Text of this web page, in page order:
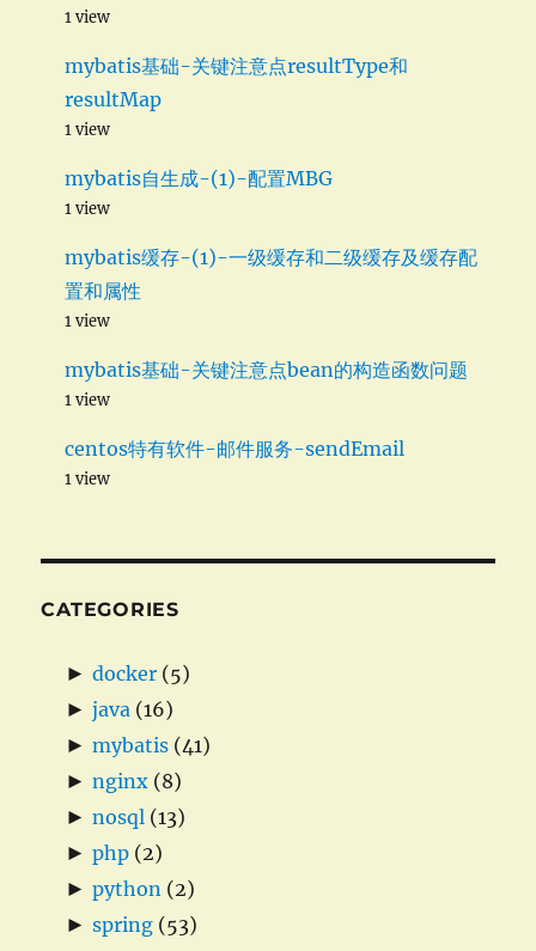
1 view
mybatis基础-关键注意点resultType和
resultMap
1 view
mybatis自生成-(1)-配置MBG
1 view
mybatis缓存-(1)-一级缓存和二级缓存及缓存配
置和属性
1 view
mybatis基础-关键注意点bean的构造函数问题
1 view
centos特有软件-邮件服务-sendEmail
1 view
CATEGORIES
► docker (5)
► java (16)
► mybatis (41)
► nginx (8)
► nosql (13)
► php (2)
► python (2)
► spring (53)